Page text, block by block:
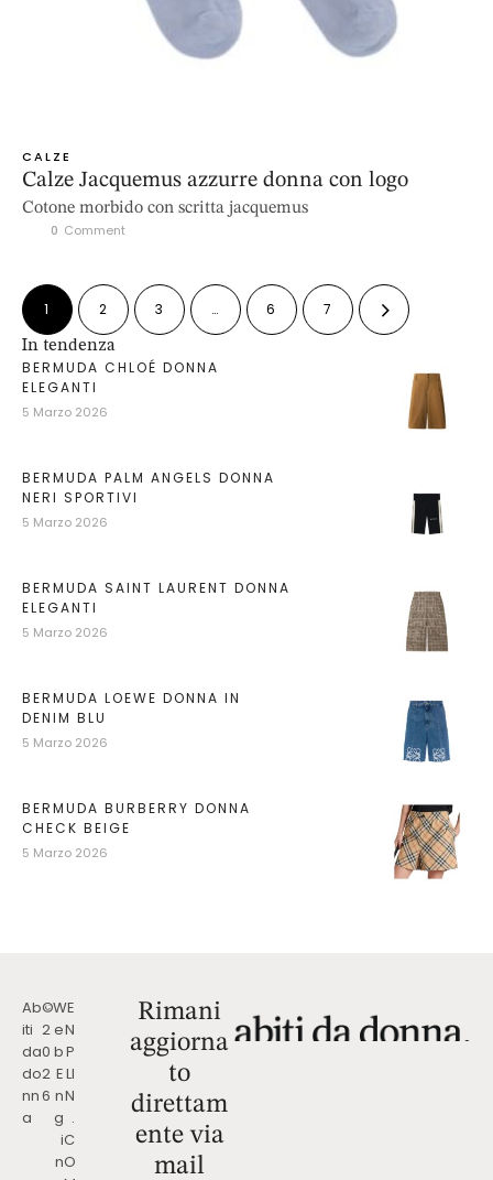
CALZE
Calze Jacquemus azzurre donna con logo
Cotone morbido con scritta jacquemus
0 Comment
1 2 3 … 6 7
In tendenza
BERMUDA CHLOÉ DONNA
ELEGANTI
5 Marzo 2026
BERMUDA PALM ANGELS DONNA
NERI SPORTIVI
5 Marzo 2026
BERMUDA SAINT LAURENT DONNA
ELEGANTI
5 Marzo 2026
BERMUDA LOEWE DONNA IN
DENIM BLU
5 Marzo 2026
BERMUDA BURBERRY DONNA
CHECK BEIGE
5 Marzo 2026
Ab
iti
da
do
nn
a
©
2
0
2
6
W
e
b
E
n
g
i
n
E
N
P
LI
N
.
C
O
Rimani
aggiorna
to
direttam
ente via
mail